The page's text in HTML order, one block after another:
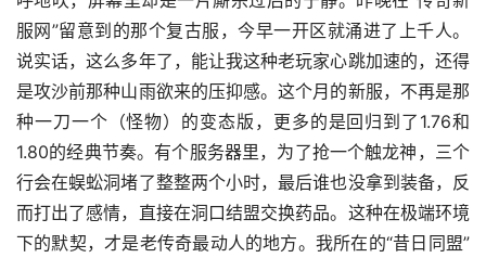
服网”留意到的那个复古服，今早一开区就涌进了上千人。
说实话，这么多年了，能让我这种老玩家心跳加速的，还得
是攻沙前那种山雨欲来的压抑感。这个月的新服，不再是那
种一刀一个（怪物）的变态版，更多的是回归到了1.76和
1.80的经典节奏。有个服务器里，为了抢一个触龙神，三个
行会在蜈蚣洞堵了整整两个小时，最后谁也没拿到装备，反
而打出了感情，直接在洞口结盟交换药品。这种在极端环境
下的默契，才是老传奇最动人的地方。我所在的“昔日同盟”